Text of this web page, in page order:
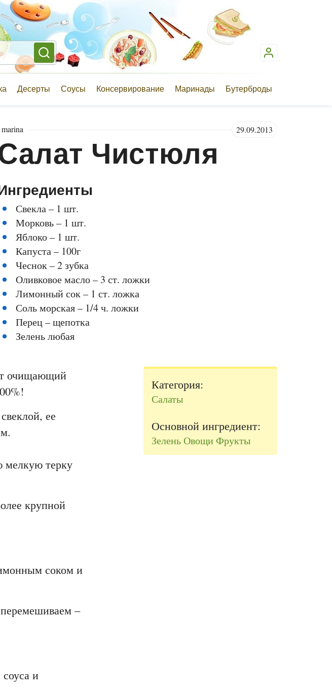
Десерты Соусы Консервирование Маринады Бутерброды
marina 29.09.2013
Чистюля
Свекла – 1 шт.
Морковь – 1 шт.
Яблоко – 1 шт.
Капуста – 100г
Чеснок – 2 зубка
Оливковое масло – 3 ст. ложки
Лимонный сок – 1 ст. ложка
Соль морская – 1/4 ч. ложки
Перец – щепотка
Зелень любая
очищающий
ее
мелкую терку
крупной
соком и
–
и
Категория:
Салаты
Основной ингредиент:
ЗеленьОвощи Фрукты